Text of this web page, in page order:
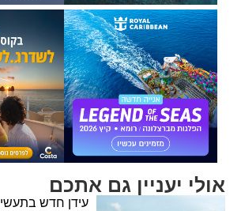
אולי יעניין גם אתכם
עידן חדש